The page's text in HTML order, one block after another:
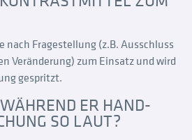
Fragestellung (z.B. Ausschluss
Veränderung) zum Einsatz und wird
gespritzt.
ER HAND-
SO LAUT?